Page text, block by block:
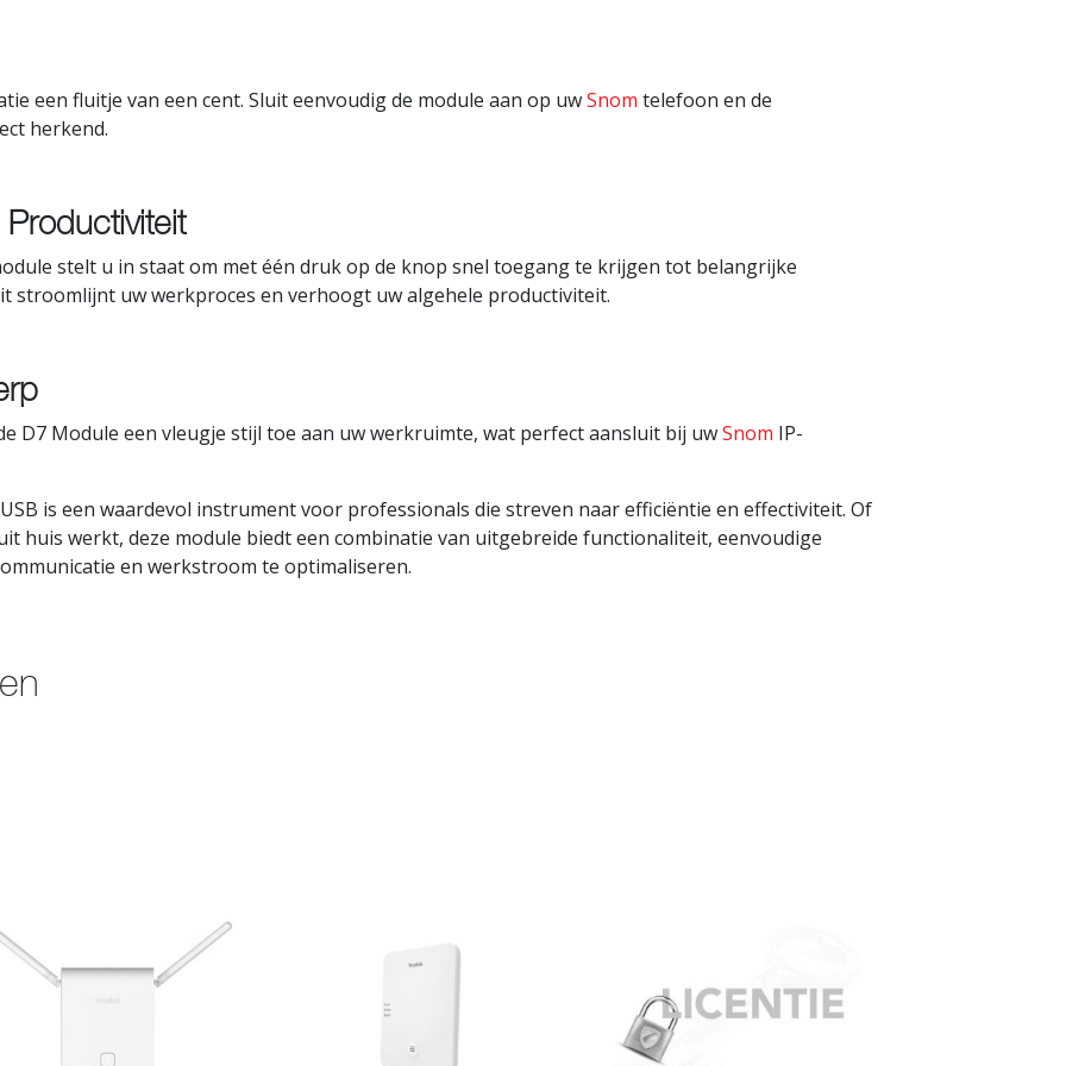
een fluitje van een cent. Sluit eenvoudig de module aan op uwSnom telefoon en de
herkend.
stelt u in staat om met één druk op de knop snel toegang te krijgen tot belangrijke
stroomlijnt uw werkproces en verhoogt uw algehele productiviteit.
D7 Module een vleugje stijl toe aan uw werkruimte, wat perfect aansluit bij uwSnom IP-
is een waardevol instrument voor professionals die streven naar efficiëntie en effectiviteit. Of
huis werkt, deze module biedt een combinatie van uitgebreide functionaliteit, eenvoudige
en werkstroom te optimaliseren.